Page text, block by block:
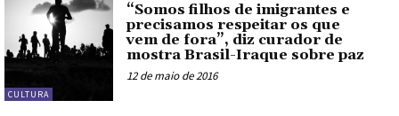
CULTURA
“Somos filhos de imigrantes e
precisamos respeitar os que
vem de fora”, diz curador de
mostra Brasil-Iraque sobre paz
12 de maio de 2016